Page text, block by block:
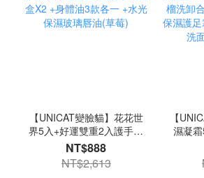
【UNICAT變臉貓】花花世
界5入+好運雙重2入護手霜
禮盒X2 +身體油3款各一
+水光保濕玻璃唇油(草莓)
NT$888
NT$2,613
【
濕凝
紅石
選1+
水霜